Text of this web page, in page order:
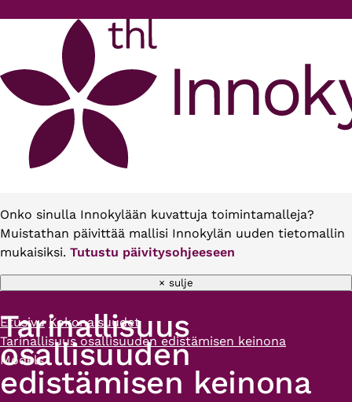
Onko sinulla Innokylään kuvattuja toimintamalleja?
Muistathan päivittää mallisi Innokylän uuden tietomallin
mukaisiksi. Tutustu päivitysohjeeseen
× sulje
Murupolku
Etusivu Kokonaisuudet
Tarinallisuus osallisuuden edistämisen keinona
Models
Tarinallisuus
osallisuuden
edistämisen keinona